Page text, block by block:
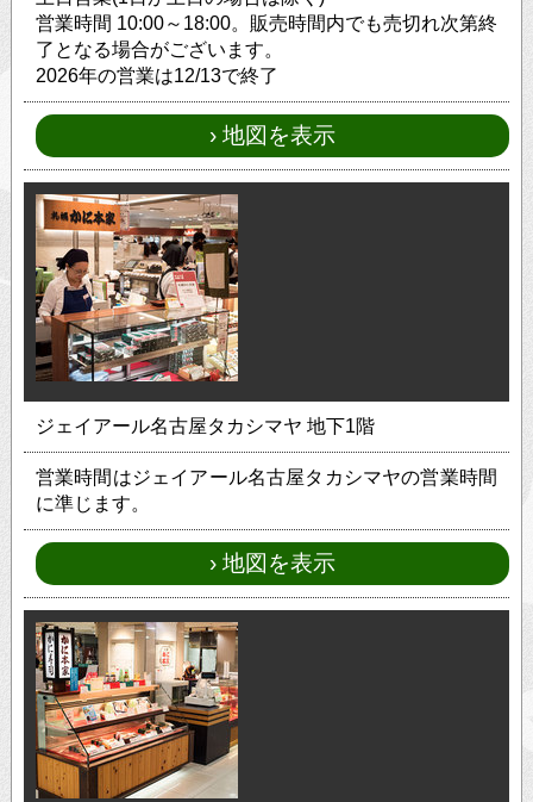
営業時間 10:00～18:00。販売時間内でも売切れ次第終
了となる場合がございます。
2026年の営業は12/13で終了
地図を表示
ジェイアール名古屋タカシマヤ 地下1階
営業時間はジェイアール名古屋タカシマヤの営業時間
に準じます。
地図を表示